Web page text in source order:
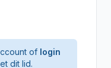
of login
dit lid.